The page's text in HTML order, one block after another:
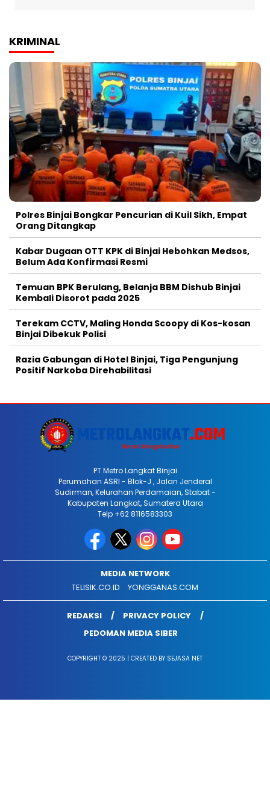
KRIMINAL
Polres Binjai Bongkar Pencurian di Kuil Sikh, Empat
Orang Ditangkap
Kabar Dugaan OTT KPK di Binjai Hebohkan Medsos,
Belum Ada Konfirmasi Resmi
Temuan BPK Berulang, Belanja BBM Dishub Binjai
Kembali Disorot pada 2025
Terekam CCTV, Maling Honda Scoopy di Kos-kosan
Binjai Dibekuk Polisi
Razia Gabungan di Hotel Binjai, Tiga Pengunjung
Positif Narkoba Direhabilitasi
PT Metro Langkat Binjai
Perumahan ASRI - Blok-J , Jalan Jenderal
Sudirman, Kelurahan Perdamaian, Stabat -
Kabupaten Langkat, Sumatera Utara
Telp +62 8116583303
MEDIA NETWORK
TELISIK.CO.ID
YONGGANAS.COM
REDAKSI
PRIVACY POLICY
PEDOMAN MEDIA SIBER
COPYRIGHT © 2025 | CREATED BY SEJASA NET